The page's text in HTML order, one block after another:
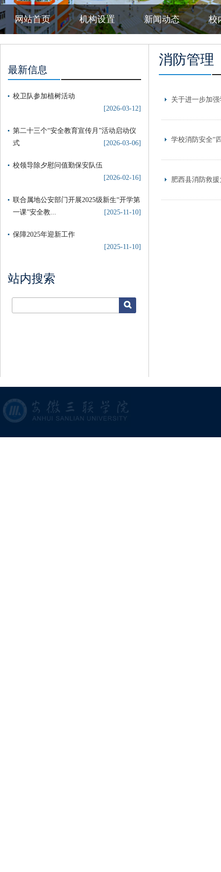
网站首页 机构设置 新闻动态 校
最新信息
校卫队参加植树活动
[2026-03-12]
第二十三个“安全教育宣传月”活动启动仪
式
[2026-03-06]
校领导除夕慰问值勤保安队伍
[2026-02-16]
联合属地公安部门开展2025级新生“开学第
一课”安全教...
[2025-11-10]
保障2025年迎新工作
[2025-11-10]
站内搜索
消防管理
关于进一步加
学校消防安全“
肥西县消防救